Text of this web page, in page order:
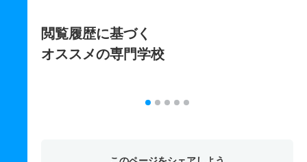
閲覧履歴に基づく
オススメの専門学校